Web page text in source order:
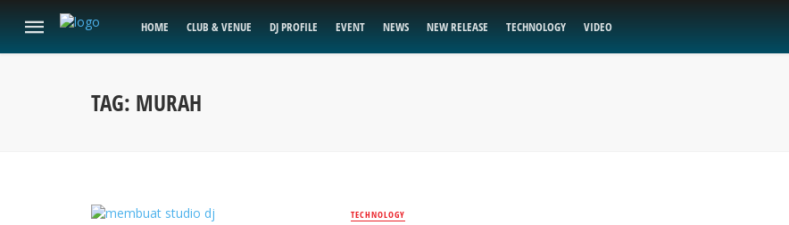
HOME CLUB & VENUE DJ PROFILE EVENT NEWS NEW RELEASE TECHNOLOGY VIDEO
TAG: MURAH
TECHNOLOGY